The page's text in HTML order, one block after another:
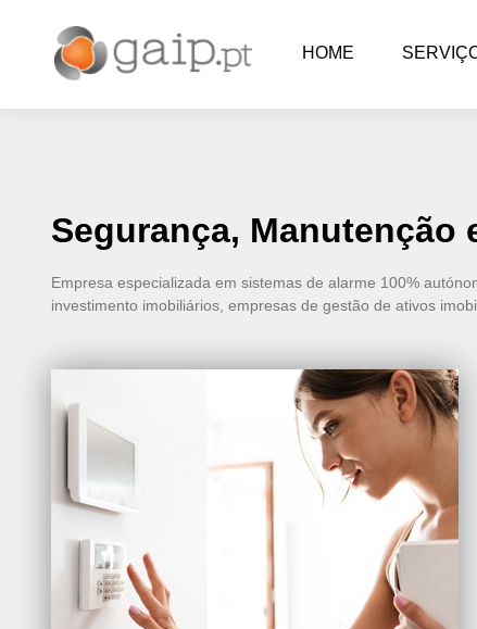
HOME
Segurança, Manutenção
Empresa especializada em sistemas de alarme 100%
investimento imobiliários, empresas de gestão de ativos